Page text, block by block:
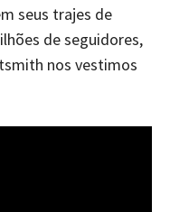
seus trajes de
de seguidores,
nos vestimos